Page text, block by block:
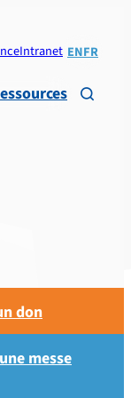
Intranet ENFR

don
messe